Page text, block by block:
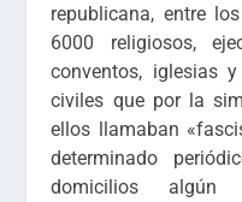
republicana, entre
6000 religiosos,
conventos, iglesias
civiles que por la
ellos llamaban
determinado
domicilios algún